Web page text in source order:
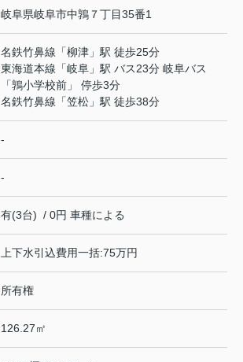
岐阜県岐阜市中鶉 ７丁目35番1
名鉄竹鼻線 「柳津 」駅 徒歩25分
東海道本線 「岐阜 」駅 バス23分 岐阜バス
「鶉小学校前」 停歩3分
名鉄竹鼻線 「笠松 」駅 徒歩38分
-
-
有(3台) / 0円 車種による
上下水引込費用一括:75万円
所有権
126.27㎡